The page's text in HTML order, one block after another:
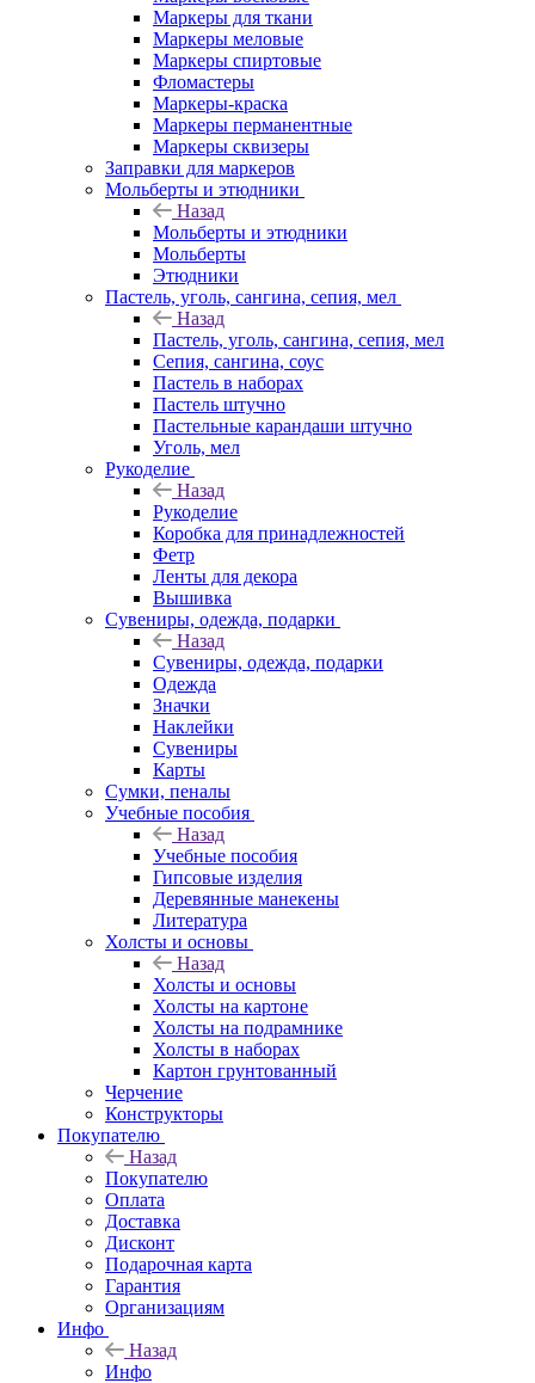
Маркеры для ткани
Маркеры меловые
Маркеры спиртовые
Фломастеры
Маркеры-краска
Маркеры перманентные
Маркеры сквизеры
Заправки для маркеров
Мольберты и этюдники
Назад
Мольберты и этюдники
Мольберты
Этюдники
Пастель, уголь, сангина, сепия, мел
Назад
Пастель, уголь, сангина, сепия, мел
Сепия, сангина, соус
Пастель в наборах
Пастель штучно
Пастельные карандаши штучно
Уголь, мел
Рукоделие
Назад
Рукоделие
Коробка для принадлежностей
Фетр
Ленты для декора
Вышивка
Сувениры, одежда, подарки
Назад
Сувениры, одежда, подарки
Одежда
Значки
Наклейки
Сувениры
Карты
Сумки, пеналы
Учебные пособия
Назад
Учебные пособия
Гипсовые изделия
Деревянные манекены
Литература
Холсты и основы
Назад
Холсты и основы
Холсты на картоне
Холсты на подрамнике
Холсты в наборах
Картон грунтованный
Черчение
Конструкторы
Покупателю
Назад
Покупателю
Оплата
Доставка
Дисконт
Подарочная карта
Гарантия
Организациям
Инфо
Назад
Инфо